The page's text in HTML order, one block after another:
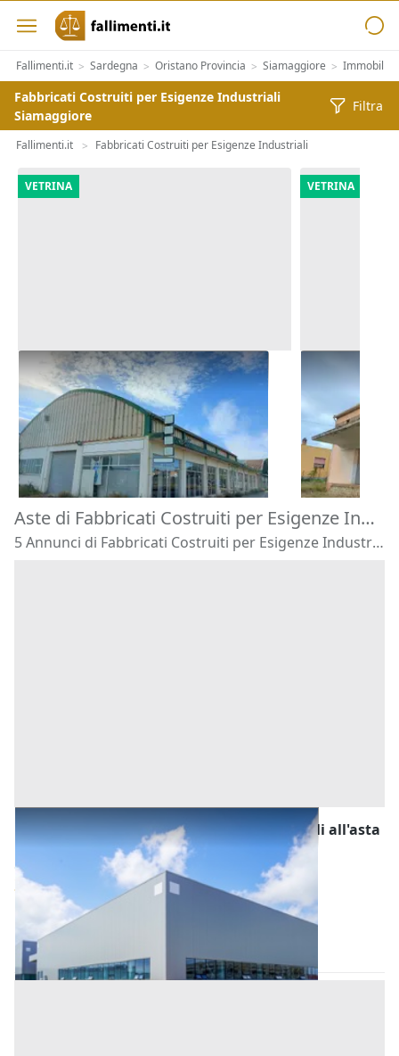
Fallimenti.it > Sardegna > Oristano Provincia > Siamaggiore > Immobiliari
Fabbricati Costruiti per Esigenze Industriali
Siamaggiore
Filtra
Fallimenti.it > Fabbricati Costruiti per Esigenze Industriali
VETRINA
Asta Complesso artigianale con
cortile e pertinenze
Oristano (Oristano)
976.896 €
30/10/2026
VETRINA
Asta
cortile e
61.952 €
30/10/2026
Aste di Fabbricati Costruiti per Esigenze Industriali Siamaggiore
5 Annunci di Fabbricati Costruiti per Esigenze Industriali - Siamaggiore
Fabbricati Costruiti per Esigenze Industriali all'asta
a Oristano
Siamaggiore
Offerta minima
264.000 € 352.000 €
Codice asta:
Asta chiusa